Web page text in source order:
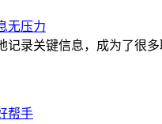
无压力
录关键信息，成为了很
帮手